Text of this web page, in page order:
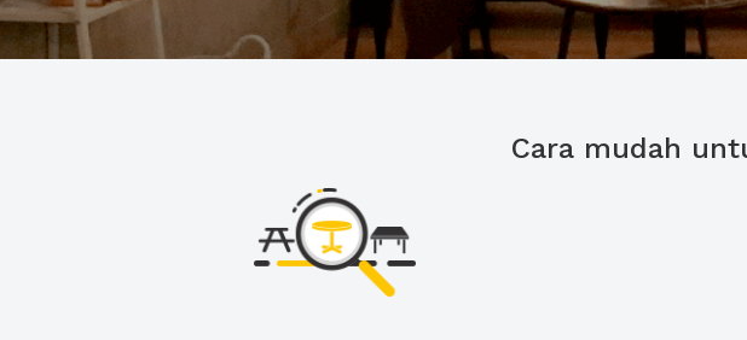
Cara mudah